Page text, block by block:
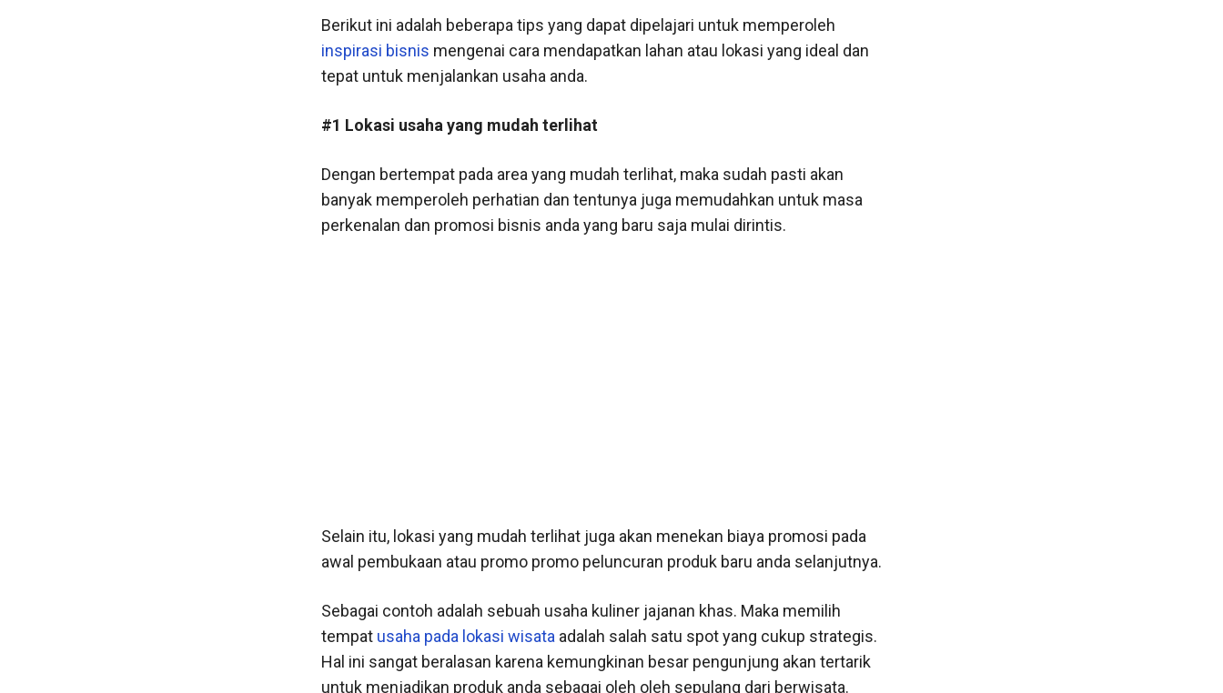
Berikut ini adalah beberapa tips yang dapat dipelajari untuk memperoleh
inspirasi bisnis mengenai cara mendapatkan lahan atau lokasi yang ideal dan
tepat untuk menjalankan usaha anda.
#1 Lokasi usaha yang mudah terlihat
Dengan bertempat pada area yang mudah terlihat, maka sudah pasti akan
banyak memperoleh perhatian dan tentunya juga memudahkan untuk masa
perkenalan dan promosi bisnis anda yang baru saja mulai dirintis.
Selain itu, lokasi yang mudah terlihat juga akan menekan biaya promosi pada
awal pembukaan atau promo promo peluncuran produk baru anda selanjutnya.
Sebagai contoh adalah sebuah usaha kuliner jajanan khas. Maka memilih
tempat usaha pada lokasi wisataadalah salah satu spot yang cukup strategis.
Hal ini sangat beralasan karena kemungkinan besar pengunjung akan tertarik
untuk menjadikan produk anda sebagai oleh oleh sepulang dari berwisata.